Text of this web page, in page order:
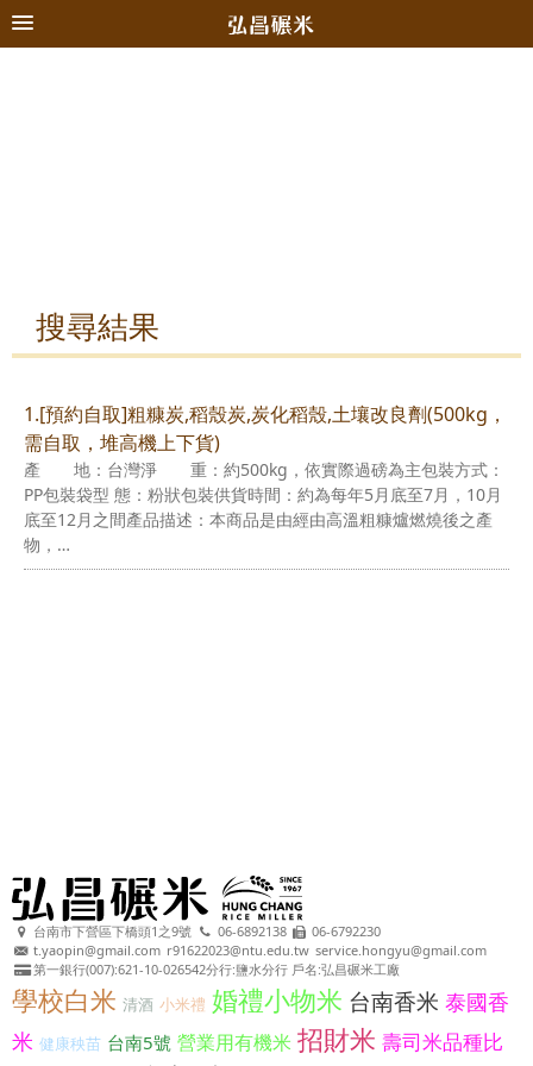
搜尋結果
1.[預約自取]粗糠炭,稻殼炭,炭化稻殼,土壤改良劑(500kg，
需自取，堆高機上下貨)
產 地：台灣淨 重：約500kg，依實際過磅為主包裝方式：
PP包裝袋型 態：粉狀包裝供貨時間：約為每年5月底至7月，10月
底至12月之間產品描述：本商品是由經由高溫粗糠爐燃燒後之產
物，…
台南市下營區下橋頭1之9號 06-6892138
06-6792230
t.yaopin@gmail.com r91622023@ntu.edu.tw service.hongyu@gmail.com
第一銀行(007):621-10-026542分行:鹽水分行 戶名:弘昌碾米工廠
學校白米 清酒 小米禮 婚禮小物米 台南香米 泰國香
米 健康秧苗 台南5號 營業用有機米 招財米 壽司米品種比